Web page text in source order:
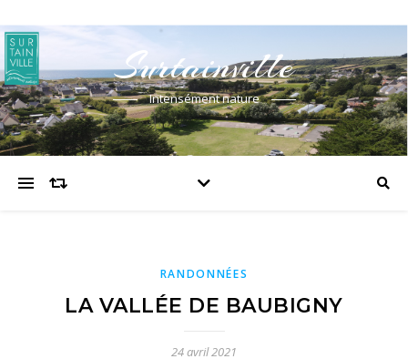
Surtainville
Intensément nature
RANDONNÉES
LA VALLÉE DE BAUBIGNY
24 avril 2021